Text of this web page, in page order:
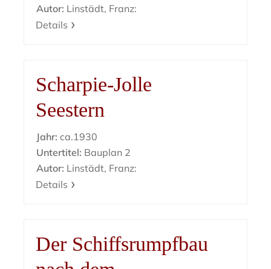
Autor: Linstädt, Franz:
Details
Scharpie-Jolle
Seestern
Jahr: ca.1930
Untertitel: Bauplan 2
Autor: Linstädt, Franz:
Details
Der Schiffsrumpfbau